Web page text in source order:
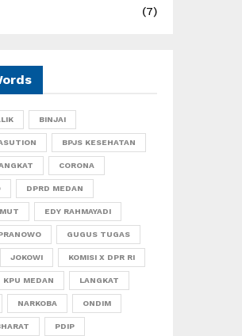
(7)
BINJAI
BPJS KESEHATAN
CORONA
DPRD MEDAN
EDY RAHMAYADI
GUGUS TUGAS
JOKOWI KOMISI X DPR RI
KPU MEDAN LANGKAT
NARKOBA ONDIM
PDIP